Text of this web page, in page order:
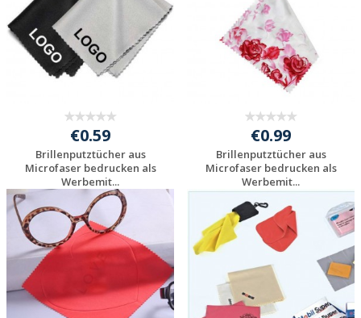
€0.59
Brillenputztücher aus
Microfaser bedrucken als
Werbemit...
Individuelles
Angebot anfordern
€0.99
Brillenputztücher aus
Microfaser bedrucken als
Werbemit...
Individuelles
Angebot anfordern